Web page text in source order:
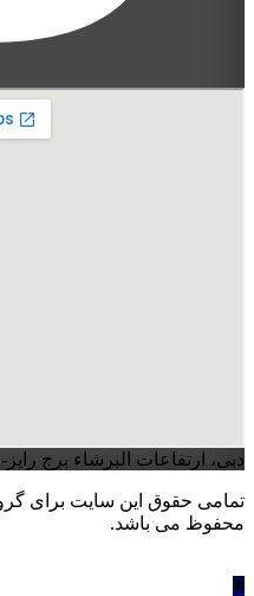
دبی، ارتفاعات البرشاء برج رایز-1، طبقه 8، املاک دبی realstate
محفوظ می باشد.